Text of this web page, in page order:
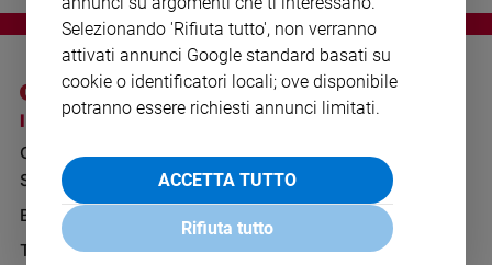
Aziende
della
settimana
Migranti
Diversità
inclusione
I SITI SAN PAOLO
GRUPPO EDITORIALE
SAN PAOLO
BENESSERE
TELENOVA
NOTE LEGALI
PRIVACY POLICY
INFORMATIVA
WHISTLEBLOWING
SOCIAL
Selezionando 'Rifiuta tutto', non verranno
attivati annunci Google standard basati su
cookie o identificatori locali; ove disponibile
potranno essere richiesti annunci limitati.
ACCETTA TUTTO
Rifiuta tutto